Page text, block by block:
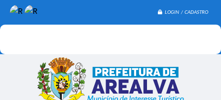
LOGIN / CADASTRO